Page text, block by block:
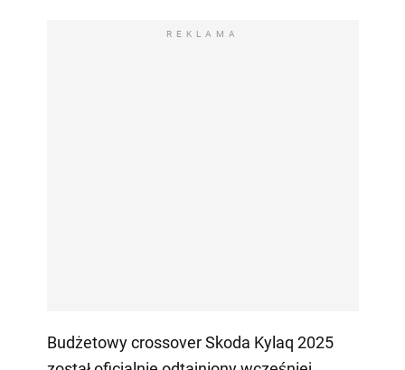
REKLAMA
Budżetowy crossover Skoda Kylaq 2025